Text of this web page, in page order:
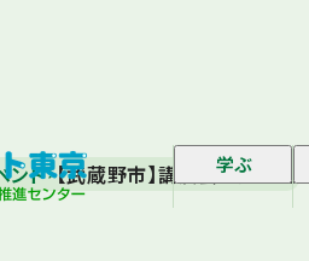
学ぶ
ント 【武蔵野市】講演会「今、な